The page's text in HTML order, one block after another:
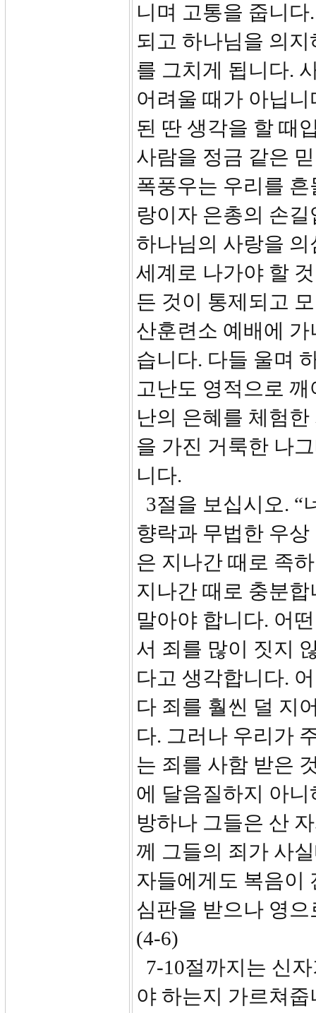
니며 고통을 줍니
되고 하나님을 의
를 그치게 됩니다.
어려울 때가 아닙
된 딴 생각을 할 때
사람을 정금 같은
폭풍우는 우리를
랑이자 은총의 손
하나님의 사랑을
세계로 나가야 할
든 것이 통제되고
산훈련소 예배에
습니다. 다들 울며
고난도 영적으로
난의 은혜를 체험
을 가진 거룩한 나
니다.
3절을 보십시오. “
향락과 무법한 우
은 지나간 때로 족
지나간 때로 충분
말아야 합니다. 어
서 죄를 많이 짓지
다고 생각합니다.
다 죄를 훨씬 덜 지
다. 그러나 우리가
는 죄를 사함 받은
에 달음질하지 아
방하나 그들은 산
께 그들의 죄가 사
자들에게도 복음이
심판을 받으나 영
(4-6)
7-10절까지는 신
야 하는지 가르쳐